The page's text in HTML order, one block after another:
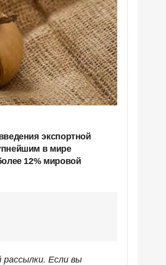
экспортной
в мире
12% мировой
Если вы